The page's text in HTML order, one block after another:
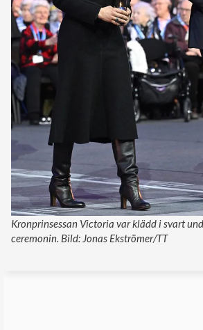
Kronprinsessan Victoria var klädd i svart
ceremonin. Bild: Jonas Ekströmer/TT